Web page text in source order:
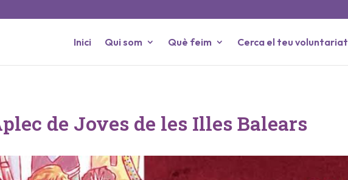
Inici Qui som Què feim Cerca el teu voluntariat
de Joves de les Illes Balears